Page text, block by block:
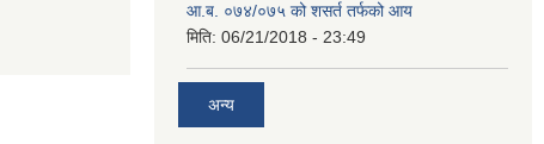
आ.ब. ०७४/०७५ को शसर्त तर्फको आय
मिति: 06/21/2018 - 23:49
अन्य